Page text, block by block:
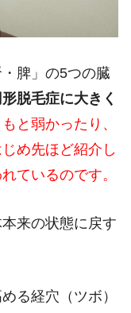
脾」の5つの臓
脱毛症に大きく
と弱かったり、
め先ほど紹介し
ているのです。
来の状態に戻す
る経穴（ツボ）